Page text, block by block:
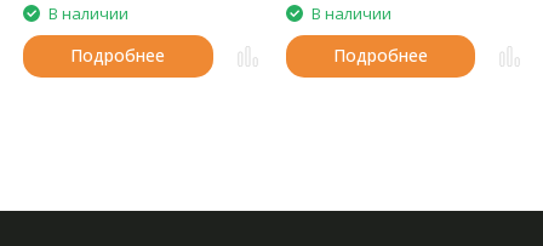
В наличии
Подробнее
В наличии
Подробнее